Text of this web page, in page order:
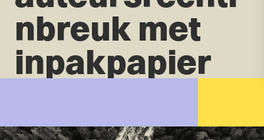
nbreuk met
inpakpapier